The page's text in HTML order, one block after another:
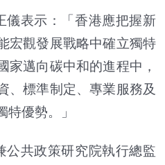
儀表示：「香港應把握新
宏觀發展戰略中確立獨特
家邁向碳中和的進程中，
、標準制定、專業服務及
優勢。」
公共政策研究院執行總監